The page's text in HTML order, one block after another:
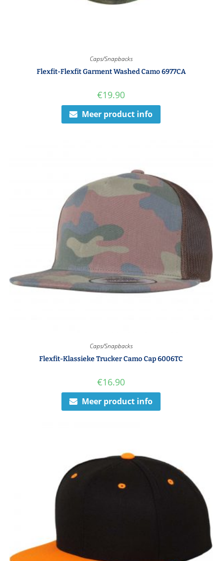
Caps/Snapbacks
Flexfit-Flexfit Garment Washed Camo 6977CA
€19.90
Meer product info
Caps/Snapbacks
Flexfit-Klassieke Trucker Camo Cap 6006TC
€16.90
Meer product info